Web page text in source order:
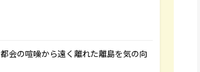
会の喧噪から遠く離れた離島を気の向